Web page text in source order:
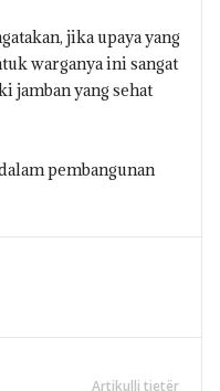
jika upaya yang
warganya ini sangat
jamban yang sehat
pembangunan
Artikulli tjetër